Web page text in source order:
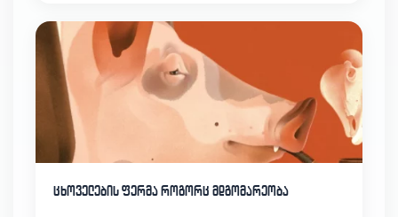
ცხოველების ფერმა როგორც მდგომარეობა